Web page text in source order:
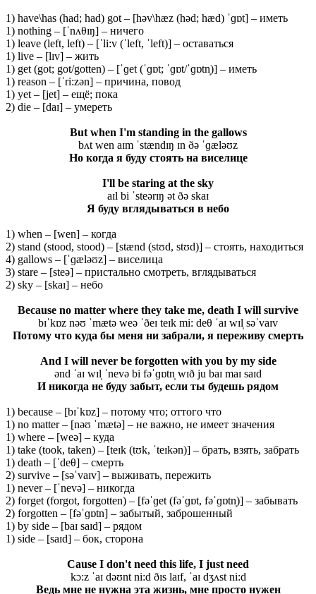
1) have\has (had; had) got – [həv\hæz (həd; hæd) ˈɡɒt] – иметь
1) nothing – [ˈnʌθɪŋ] – ничего
1) leave (left, left) – [ˈli:v (ˈleft, ˈleft)] – оставаться
1) live – [lɪv] – жить
1) get (got; got/gotten) – [ˈɡet (ˈɡɒt; ˈɡɒt/ˈɡɒtn̩)] – иметь
1) reason – [ˈri:zən] – причина, повод
1) yet – [jet] – ещё; пока
2) die – [daɪ] – умереть
But when I'm standing in the gallows
bʌt wen aɪm ˈstændɪŋ ɪn ðə ˈɡæləʊz
Но когда я буду стоять на виселице
I'll be staring at the sky
aɪl bi ˈsteərɪŋ ət ðə skaɪ
Я буду вглядываться в небо
1) when – [wen] – когда
2) stand (stood, stood) – [stænd (stʊd, stʊd)] – стоять, находиться
4) gallows – [ˈɡæləʊz] – виселица
3) stare – [steə] – пристально смотреть, вглядываться
2) sky – [skaɪ] – небо
Because no matter where they take me, death I will survive
bɪˈkɒz nəʊ ˈmætə weə ˈðeɪ teɪk mi: deθ ˈaɪ wɪl̩ səˈvaɪv
Потому что куда бы меня ни забрали, я переживу смерть
And I will never be forgotten with you by my side
ənd ˈaɪ wɪl̩ ˈnevə bi fəˈɡɒtn̩ wɪð ju baɪ maɪ saɪd
И никогда не буду забыт, если ты будешь рядом
1) because – [bɪˈkɒz] – потому что; оттого что
1) no matter – [nəʊ ˈmætə] – не важно, не имеет значения
1) where – [weə] – куда
1) take (took, taken) – [teɪk (tʊk, ˈteɪkən)] – брать, взять, забрать
1) death – [ˈdeθ] – смерть
2) survive – [səˈvaɪv] – выживать, пережить
1) never – [ˈnevə] – никогда
2) forget (forgot, forgotten) – [fəˈɡet (fəˈɡɒt, fəˈɡɒtn̩)] – забывать
2) forgotten – [fəˈɡɒtn] – забытый, заброшенный
1) by side – [baɪ saɪd] – рядом
1) side – [saɪd] – бок, сторона
Cause I don't need this life, I just need
kɔ:z ˈaɪ dəʊnt ni:d ðɪs laɪf, ˈaɪ dʒʌst ni:d
Ведь мне не нужна эта жизнь, мне просто нужен